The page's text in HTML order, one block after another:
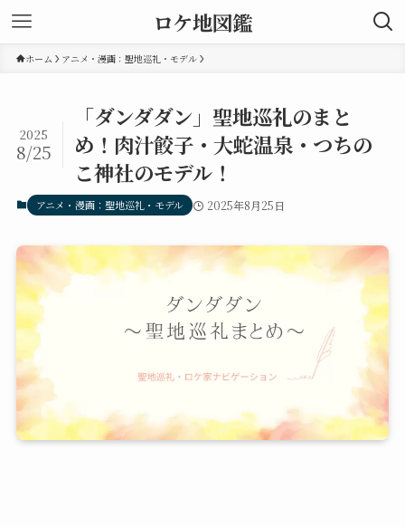
ロケ地図鑑
ホーム アニメ・漫画：聖地巡礼・モデル
「ダンダダン」聖地巡礼のまと
め！肉汁餃子・大蛇温泉・つちの
こ神社のモデル！
2025
8/25
アニメ・漫画：聖地巡礼・モデル 2025年8月25日